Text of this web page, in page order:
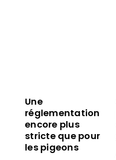
Une
réglementation
encore plus
stricte que pour
les pigeons